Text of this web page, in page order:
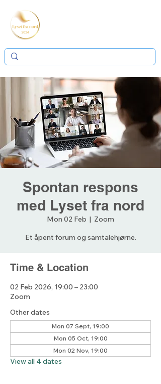
Spontan respons
med Lyset fra nord
Mon 02 Feb
  |
Zoom
Et åpent forum og samtalehjørne.
Time & Location
02 Feb 2026, 19:00 – 23:00
Zoom
Other dates
Mon 07 Sept, 19:00
Mon 05 Oct, 19:00
Mon 02 Nov, 19:00
View all 4 dates